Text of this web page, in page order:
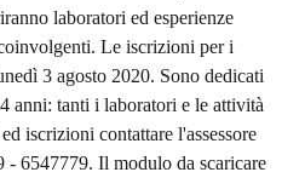
laboratori ed esperienze
Le iscrizioni per i
3 agosto 2020. Sono dedicati
anni: tanti i laboratori e le attività
iscrizioni contattare l'assessore
- 6547779. Il modulo da scaricare